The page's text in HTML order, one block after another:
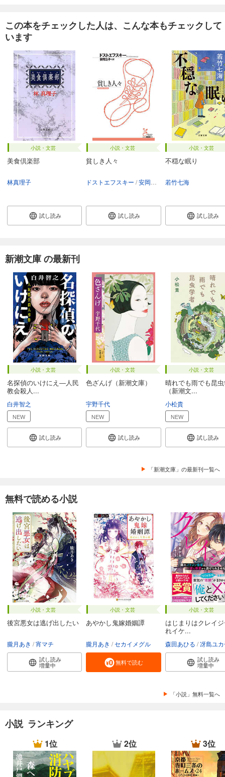
この本をチェックした人は、こんな本もチェックして
います
小説・文芸
美食倶楽部
林真理子
試し読み
小説・文芸
貧しき人々
ドストエフスキー 安岡治子
試し読み
小説・文芸
不穏な眠り
若竹七海
試し読み
新潮文庫 の最新刊
小説・文芸
名探偵のいけにえ―人民
教会殺人...
白井智之
NEW
試し読み
小説・文芸
色ざんげ（新潮文庫）
宇野千代
NEW
試し読み
小説・文芸
晴れでも雨でも昆
（新潮文...
小松貴
NEW
試し読み
「新潮文庫」の最新刊一覧へ
無料で読める小説
小説・文芸
後宮悪女は逃げ出したい
朧月あき 宵マチ
試し読み
増量中
小説・文芸
あやかし鬼嫁婚姻譚
朧月あき セカイメグル
無料で読む
小説・文芸
はじまりはクレイ
れイケ...
森田あひる 冴島ユ
試し読み
増量中
「小説」無料一覧へ
小説 ランキング
1位 2位 3位